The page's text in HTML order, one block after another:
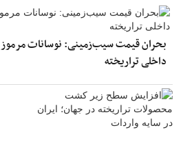
بحران قیمت سیب‌زمینی: نوسانات مرموز
داخلی تراریخته